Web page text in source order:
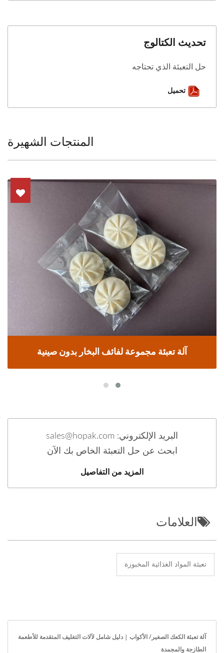
تحديث الكتالوج
حل التعبئة الذي تحتاجه
تحميل
المنتجات الشهيرة
آلة تعبئة مجموعة لفائف البخار بدون صينية
البريد الإلكتروني: sales@hopak.com
ابحث عن حل التعبئة الخاص بك الآن
المزيد من التفاصيل
العلامات
تعبئة المواد الغذائية المخبوزة
آلة تعبئة الكعك الصغير/ الأكواب | دليل شامل لآلات التغليف المتقدمة للأطعمة
الطازجة والمجمدة